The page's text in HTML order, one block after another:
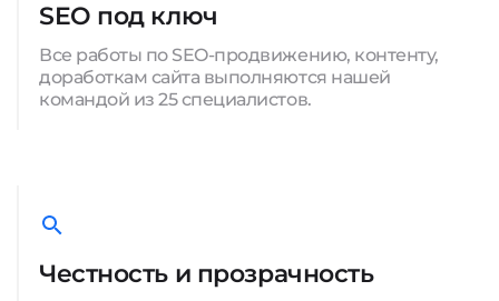
SEO под ключ
Все работы по SEO-продвижению, контенту,
доработкам сайта выполняются нашей
командой из 25 специалистов.
Честность и прозрачность